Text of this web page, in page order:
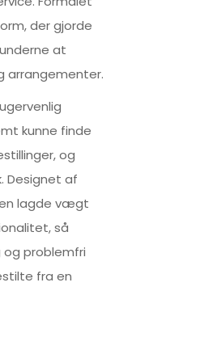
der gjorde
at
arrangementer.
kunne finde
og
Designet af
lagde vægt
så
og problemfri
fra en